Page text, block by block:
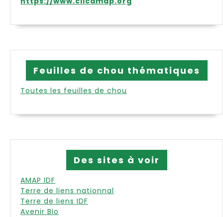
Feuilles de chou thématiques
Toutes les feuilles de chou
Des sites à voir
AMAP IDF
Terre de liens nationnal
Terre de liens IDF
Avenir Bio